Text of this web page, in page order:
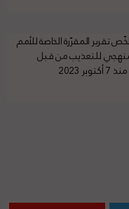
تقرير المقرّرة الخاصة للأمم
للتعذيب من قبل